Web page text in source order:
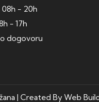
08h - 20h
- 17h
dogovoru
| Created By Web